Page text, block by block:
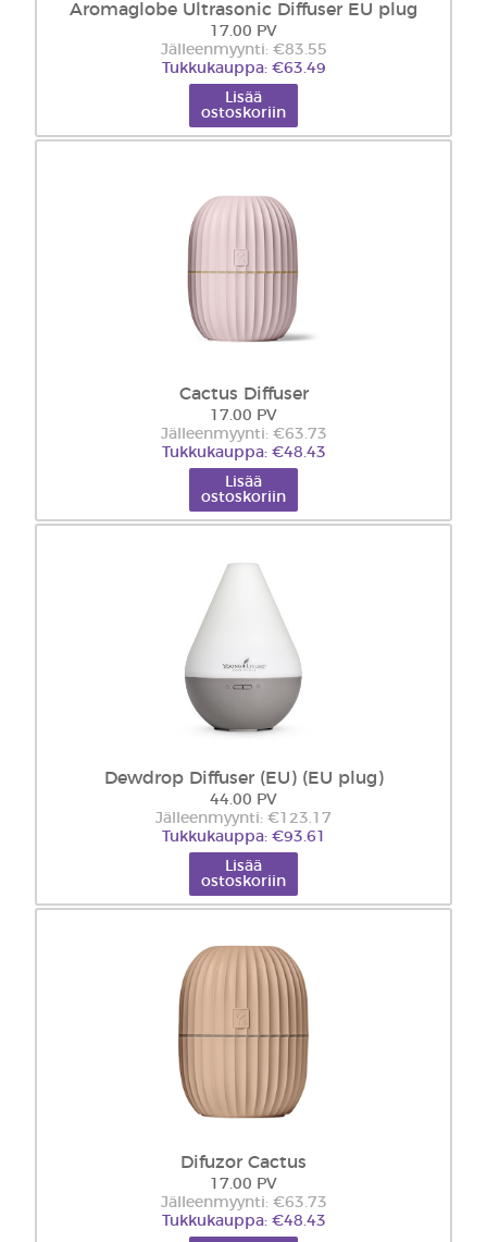
Aromaglobe Ultrasonic Diffuser EU plug
17.00 PV
Jälleenmyynti: €83.55
Tukkukauppa: €63.49
Lisää
ostoskoriin
Cactus Diffuser
17.00 PV
Jälleenmyynti: €63.73
Tukkukauppa: €48.43
Lisää
ostoskoriin
Dewdrop Diffuser (EU) (EU plug)
44.00 PV
Jälleenmyynti: €123.17
Tukkukauppa: €93.61
Lisää
ostoskoriin
Difuzor Cactus
17.00 PV
Jälleenmyynti: €63.73
Tukkukauppa: €48.43